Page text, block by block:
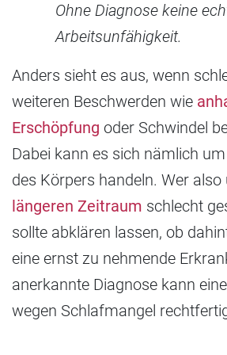
Ohne Diagnose keine
Arbeitsunfähigkeit.
Anders sieht es aus, wenn
weiteren Beschwerden wie
Erschöpfung oder Schwindel
Dabei kann es sich nämlich
des Körpers handeln. Wer also
längeren Zeitraum schlecht
sollte abklären lassen, ob
eine ernst zu nehmende
anerkannte Diagnose kann
wegen Schlafmangel